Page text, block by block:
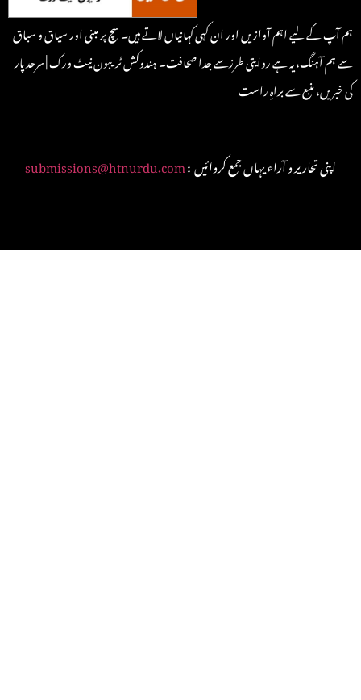
ہم آپ کے لیے اہم آوازیں اور ان کہی کہانیاں لاتے ہیں۔ سچ پر مبنی اور سیاق و سباق
سے ہم آہنگ، یہ ہے روایتی طرزسے جدا صحافت۔ ہندوکش ٹریبون نیٹ ورک | سرحد پار
کی خبریں، منبع سے براہِ راست
submissions@htnurdu.com : اپنی تحاریر و آراء یہاں جمع کروائیں